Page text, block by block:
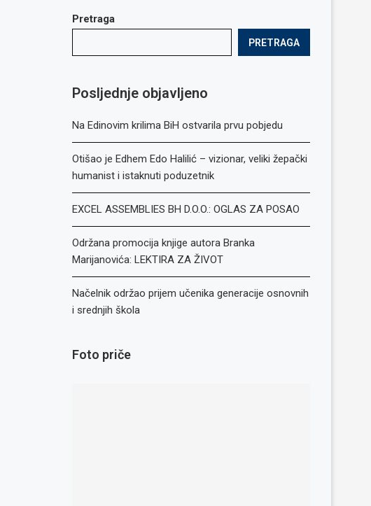
Pretraga
PRETRAGA
Posljednje objavljeno
Na Edinovim krilima BiH ostvarila prvu pobjedu
Otišao je Edhem Edo Halilić – vizionar, veliki žepački
humanist i istaknuti poduzetnik
EXCEL ASSEMBLIES BH D.O.O.: OGLAS ZA POSAO
Održana promocija knjige autora Branka
Marijanovića: LEKTIRA ZA ŽIVOT
Načelnik održao prijem učenika generacije osnovnih
i srednjih škola
Foto priče